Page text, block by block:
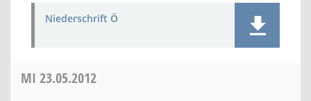
Niederschrift Ö
MI 23.05.2012